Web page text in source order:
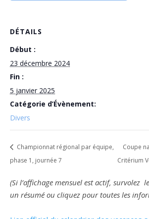
DÉTAILS
Début :
23 décembre 2024
Fin :
5 janvier 2025
Catégorie d’Évènement:
Divers
Championnat régional par équipe,
phase 1, journée 7
Coupe
Critérium
(Si l’affichage mensuel est actif, survolez
un résumé ou cliquez pour toutes les